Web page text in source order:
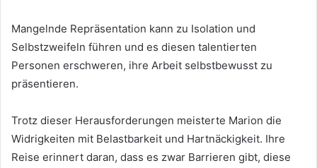
Mangelnde Repräsentation kann zu Isolation und
Selbstzweifeln führen und es diesen talentierten
Personen erschweren, ihre Arbeit selbstbewusst zu
präsentieren.
Trotz dieser Herausforderungen meisterte Marion die
Widrigkeiten mit Belastbarkeit und Hartnäckigkeit. Ihre
Reise erinnert daran, dass es zwar Barrieren gibt, diese